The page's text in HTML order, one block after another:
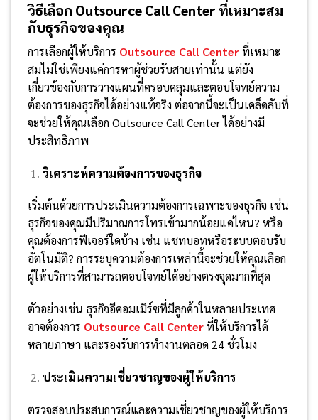
วิธีเลือก Outsource Call Center ที่เหมาะสม
กับธุรกิจของคุณ
การเลือกผู้ให้บริการ Outsource Call Centerที่เหมาะ
สมไม่ใช่เพียงแค่การหาผู้ช่วยรับสายเท่านั้น แต่ยัง
เกี่ยวข้องกับการวางแผนที่ครอบคลุมและตอบโจทย์ความ
ต้องการของธุรกิจได้อย่างแท้จริง ต่อจากนี้จะเป็นเคล็ดลับที่
จะช่วยให้คุณเลือก Outsource Call Center ได้อย่างมี
ประสิทธิภาพ
วิเคราะห์ความต้องการของธุรกิจ
เริ่มต้นด้วยการประเมินความต้องการเฉพาะของธุรกิจ เช่น
ธุรกิจของคุณมีปริมาณการโทรเข้ามากน้อยแค่ไหน? หรือ
คุณต้องการฟีเจอร์ใดบ้าง เช่น แชทบอทหรือระบบตอบรับ
อัตโนมัติ? การระบุความต้องการเหล่านี้จะช่วยให้คุณเลือก
ผู้ให้บริการที่สามารถตอบโจทย์ได้อย่างตรงจุดมากที่สุด
ตัวอย่างเช่น ธุรกิจอีคอมเมิร์ซที่มีลูกค้าในหลายประเทศ
อาจต้องการ Outsource Call Centerที่ให้บริการได้
หลายภาษา และรองรับการทำงานตลอด 24 ชั่วโมง
ประเมินความเชี่ยวชาญของผู้ให้บริการ
ตรวจสอบประสบการณ์และความเชี่ยวชาญของผู้ให้บริการ